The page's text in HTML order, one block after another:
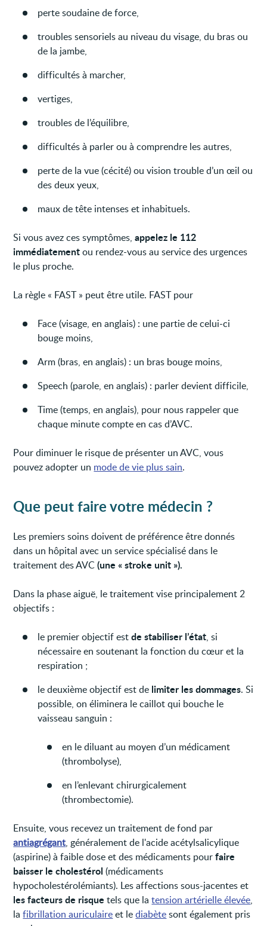
perte soudaine de force,
troubles sensoriels au niveau du visage, du bras ou
de la jambe,
difficultés à marcher,
vertiges,
troubles de l’équilibre,
difficultés à parler ou à comprendre les autres,
perte de la vue (cécité) ou vision trouble d’un œil ou
des deux yeux,
maux de tête intenses et inhabituels.
Si vous avez ces symptômes,appelez le 112
immédiatementou rendez-vous au service des urgences
le plus proche.
La règle « FAST » peut être utile. FAST pour
Face (visage, en anglais) : une partie de celui-ci
bouge moins,
Arm (bras, en anglais) : un bras bouge moins,
Speech (parole, en anglais) : parler devient difficile,
Time (temps, en anglais), pour nous rappeler que
chaque minute compte en cas d’AVC.
Pour diminuer le risque de présenter un AVC, vous
pouvez adopter un mode de vie plus sain.
Que peut faire votre médecin ?
Les premiers soins doivent de préférence être donnés
dans un hôpital avec un service spécialisé dans le
traitement des AVC(une « stroke unit »).
Dans la phase aiguë, le traitement vise principalement 2
objectifs :
le premier objectif estde stabiliser l’état, si
nécessaire en soutenant la fonction du cœur et la
respiration ;
le deuxième objectif est de limiter les dommages. Si
possible, on éliminera le caillot qui bouche le
vaisseau sanguin :
en le diluant au moyen d’un médicament
(thrombolyse),
en l’enlevant chirurgicalement
(thrombectomie).
Ensuite, vous recevez un traitement de fond par
antiagrégant, généralement de l'acide acétylsalicylique
(aspirine) à faible dose et des médicaments pourfaire
baisser le cholestérol (médicaments
hypocholestérolémiants). Les affections sous-jacentes et
les facteurs de risque tels que latension artérielle élevée,
lafibrillation auriculaireet lediabètesont également pris